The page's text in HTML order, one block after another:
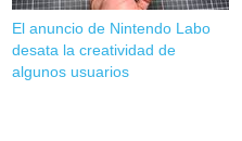
El anuncio de Nintendo Labo
desata la creatividad de
algunos usuarios